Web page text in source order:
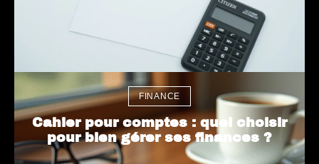
FINANCE
Cahier pour comptes : quel choisir
pour bien gérer ses finances ?